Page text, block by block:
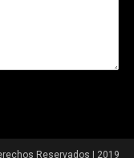
Reservados | 2019